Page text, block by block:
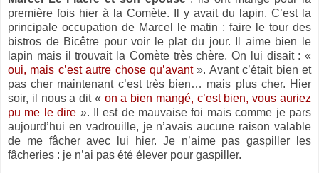
première fois hier à la Comète.
y avait du lapin. C’est la
principale occupation de Marcel le matin : faire le tour des
bistros de Bicêtre pour voir le plat du jour. Il aime bien le
lapin mais il trouvait la Comètetrès chère. On lui disait : «
oui, mais c’est autre chose qu’avant». Avant c’était bien et
pas cher maintenant c’est très bien… mais plus cher. Hier
soir, il nous a dit « on a bien mangé, c’est bien, vous auriez
pu me le dire ». Il est de mauvaise foi mais comme je pars
aujourd’hui en vadrouille, je n’avais aucune raison valable
de me fâcher avec lui hier. Je n’aime pas gaspiller les
fâcheries : je n’ai pas été élever pour gaspiller.